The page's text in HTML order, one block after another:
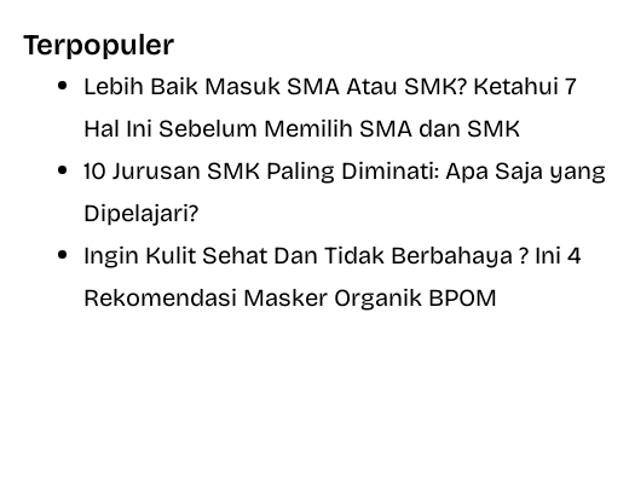
Terpopuler
Lebih Baik Masuk SMA Atau SMK? Ketahui 7
Hal Ini Sebelum Memilih SMA dan SMK
10 Jurusan SMK Paling Diminati: Apa Saja yang
Dipelajari?
Ingin Kulit Sehat Dan Tidak Berbahaya ? Ini 4
Rekomendasi Masker Organik BPOM